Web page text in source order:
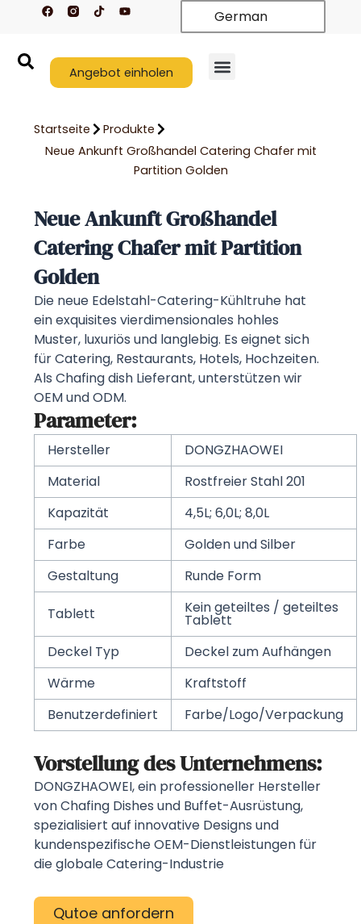
F
a
o
k
T
i
k
Y
o
b
e
German
Angebot einholen
Startseite
Produkte
Neue Ankunft Großhandel Catering Chafer mit
Partition Golden
Neue Ankunft Großhandel
Catering Chafer mit Partition
Golden
Die neue Edelstahl-Catering-Kühltruhe hat
ein exquisites vierdimensionales hohles
Muster, luxuriös und langlebig. Es eignet sich
für Catering, Restaurants, Hotels, Hochzeiten.
Als Chafing dish Lieferant, unterstützen wir
OEM und ODM.
Parameter:
Hersteller
DONGZHAOWEI
Material
Rostfreier Stahl 201
Kapazität
4,5L; 6,0L; 8,0L
Farbe
Golden und Silber
Gestaltung
Runde Form
Tablett Kein geteiltes / geteiltes
Tablett
Deckel Typ
Deckel zum Aufhängen
Wärme
Kraftstoff
Benutzerdefiniert
Farbe/Logo/Verpackung
Vorstellung des Unternehmens:
DONGZHAOWEI, ein professioneller Hersteller
von Chafing Dishes und Buffet-Ausrüstung,
spezialisiert auf innovative Designs und
kundenspezifische OEM-Dienstleistungen für
die globale Catering-Industrie
Qutoe anfordern